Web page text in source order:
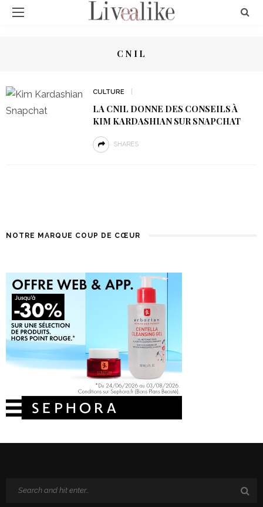
CNIL
CULTURE
LA CNIL DONNE DES CONSEILS À
KIM KARDASHIAN SUR SNAPCHAT
SHARES
NOTRE MARQUE COUP DE CŒUR